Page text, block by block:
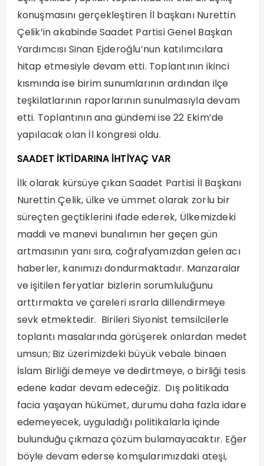
konuşmasını gerçekleştiren İl başkanı Nurettin
Çelik’in akabinde Saadet Partisi Genel Başkan
Yardımcısı Sinan Ejderoğlu’nun katılımcılara
hitap etmesiyle devam etti. Toplantının ikinci
kısmında ise birim sunumlarının ardından ilçe
teşkilatlarının raporlarının sunulmasıyla devam
etti. Toplantının ana gündemi ise 22 Ekim’de
yapılacak olan İl kongresi oldu.
SAADET İKTİDARINA İHTİYAÇ VAR
İlk olarak kürsüye çıkan Saadet Partisi İl Başkanı
Nurettin Çelik, ülke ve ümmet olarak zorlu bir
süreçten geçtiklerini ifade ederek, Ülkemizdeki
maddi ve manevi bunalımın her geçen gün
artmasının yanı sıra, coğrafyamızdan gelen acı
haberler, kanımızı dondurmaktadır. Manzaralar
ve işitilen feryatlar bizlerin sorumluluğunu
arttırmakta ve çareleri ısrarla dillendirmeye
sevk etmektedir. Birileri Siyonist temsilcilerle
toplantı masalarında görüşerek onlardan medet
umsun; Biz üzerimizdeki büyük vebale binaen
İslam Birliği demeye ve dedirtmeye, o birliği tesis
edene kadar devam edeceğiz. Dış politikada
facia yaşayan hükümet, durumu daha fazla idare
edemeyecek, uyguladığı politikalarla içinde
bulunduğu çıkmaza çözüm bulamayacaktır. Eğer
böyle devam ederse komşularımızdaki ateşi,